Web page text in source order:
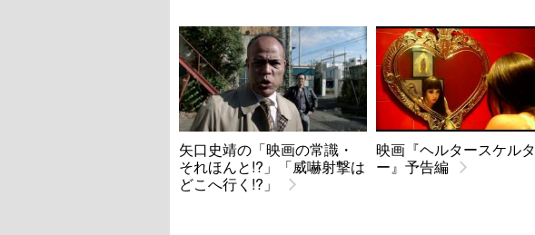
矢口史靖の「映画の常識・
それほんと!?」「威嚇射撃は
どこへ行く!?」
映画『ヘルタースケルタ
ー』予告編